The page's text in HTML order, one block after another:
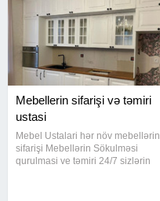
Mebellerin sifarişi və təmiri
ustasi
Mebel Ustalari hər növ mebellərin
sifarişi Mebellərin Sökulməsi
qurulmasi ve təmiri 24/7 sizlərin